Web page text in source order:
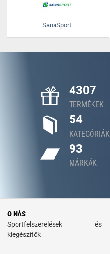
SanaSport
4307
TERMÉKEK
54
KATEGÓRIÁK
93
MÁRKÁK
O NÁS
Sportfelszerelések és
kiegészítők